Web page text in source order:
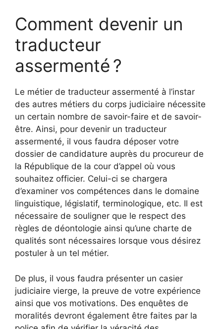
Comment devenir un
traducteur
assermenté ?
Le métier de traducteur assermenté à l’instar
des autres métiers du corps judiciaire nécessite
un certain nombre de savoir-faire et de savoir-
être. Ainsi, pour devenir un traducteur
assermenté, il vous faudra déposer votre
dossier de candidature auprès du procureur de
la République de la cour d’appel où vous
souhaitez officier. Celui-ci se chargera
d’examiner vos compétences dans le domaine
linguistique, législatif, terminologique, etc. Il est
nécessaire de souligner que le respect des
règles de déontologie ainsi qu’une charte de
qualités sont nécessaires lorsque vous désirez
postuler à un tel métier.
De plus, il vous faudra présenter un casier
judiciaire vierge, la preuve de votre expérience
ainsi que vos motivations. Des enquêtes de
moralités devront également être faites par la